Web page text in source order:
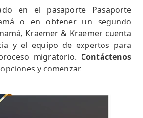
en el pasaporte Pasaporte
o en obtener un segundo
Kraemer & Kraemer cuenta
y el equipo de expertos para
migratorio. Contáctenos
y comenzar.